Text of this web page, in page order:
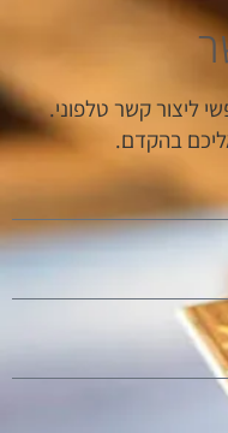
ליצור קשר טלפוני.
בהקדם.